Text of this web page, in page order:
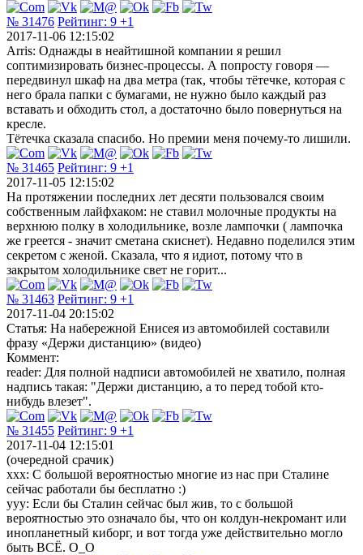
№ 31476 Рейтинг: 9 +1
2017-11-06 12:15:02
Arris: Однажды в неайтишной компании я решил
соптимизировать бизнес-процессы. А попросту говоря —
передвинул шкаф на два метра (так, чтобы тётечке, которая с
него брала папки с бумагами, не нужно было каждый раз
вставать и обходить стол, а достаточно было повернуться на
кресле.
Тётечка сказала спасибо. Но премии меня почему-то лишили.
№ 31465 Рейтинг: 9 +1
2017-11-05 12:15:02
На протяжении последних лет десяти пользовался своим
собственным лайфхаком: не ставил молочные продукты на
верхнюю полку в холодильнике, возле лампочки ( лампочка
же греется - значит сметана скиснет). Недавно поделился этим
секретом с женой. Сказала, что я идиот, потому что в
закрытом холодильнике свет не горит...
№ 31463 Рейтинг: 9 +1
2017-11-04 20:15:02
Статья: На набережной Енисея из автомобилей составили
фразу «Держи дистанцию» (видео)
Коммент:
reader: Для полной надписи автомобилей не хватило, полная
надпись такая: "Держи дистанцию, а то перед тобой кто-
нибудь влезет".
№ 31455 Рейтинг: 9 +1
2017-11-04 12:15:01
(очередной срачик)
xxx: С большой вероятностью многие из нас при Сталине
сейчас работали бы бесплатно :)
yyy: Если бы Сталин сейчас был жив, то с большой
вероятностью это означало бы, что он колдун-некромант или
инопланетный киборг, и вот тогда уже действительно могло
быть ВСЁ. О_О